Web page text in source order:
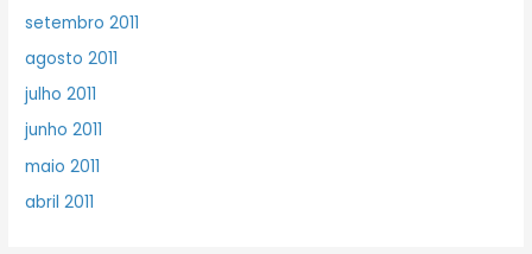
setembro 2011
agosto 2011
julho 2011
junho 2011
maio 2011
abril 2011